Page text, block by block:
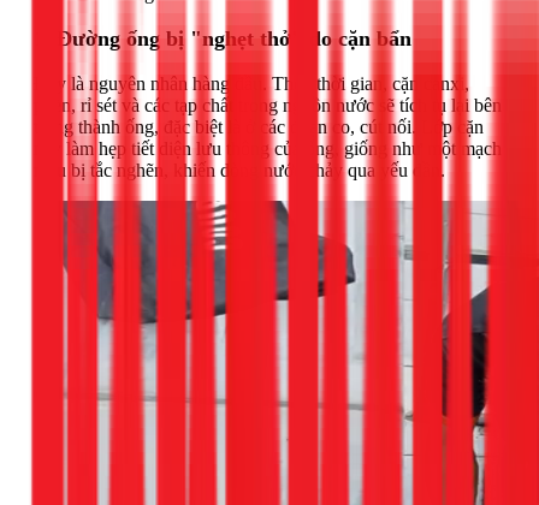
1. Đường ống bị "nghẹt thở" do cặn bẩn
Đây là nguyên nhân hàng đầu. Theo thời gian, cặn canxi,
phèn, rỉ sét và các tạp chất trong nguồn nước sẽ tích tụ lại bên
trong thành ống, đặc biệt là ở các đoạn co, cút nối. Lớp cặn
này làm hẹp tiết diện lưu thông của ống, giống như một mạch
máu bị tắc nghẽn, khiến dòng nước chảy qua yếu dần.